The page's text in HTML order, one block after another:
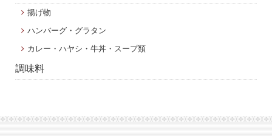
揚げ物
ハンバーグ・グラタン
カレー・ハヤシ・牛丼・スープ類
調味料